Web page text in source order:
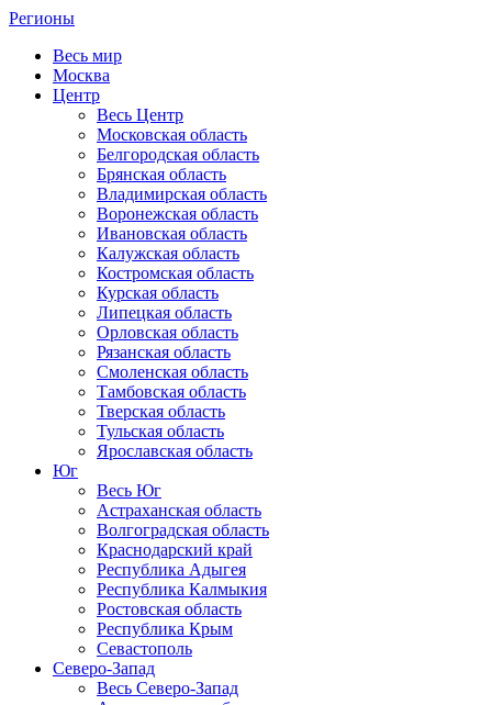
Регионы
Весь мир
Москва
Центр
Весь Центр
Московская область
Белгородская область
Брянская область
Владимирская область
Воронежская область
Ивановская область
Калужская область
Костромская область
Курская область
Липецкая область
Орловская область
Рязанская область
Смоленская область
Тамбовская область
Тверская область
Тульская область
Ярославская область
Юг
Весь Юг
Астраханская область
Волгоградская область
Краснодарский край
Республика Адыгея
Республика Калмыкия
Ростовская область
Республика Крым
Севастополь
Северо-Запад
Весь Северо-Запад